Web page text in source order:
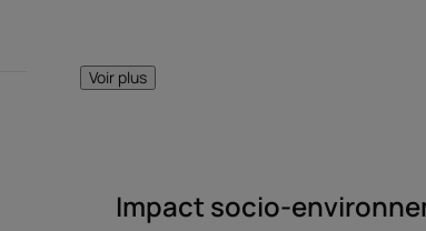
Voir plus
Impact socio-